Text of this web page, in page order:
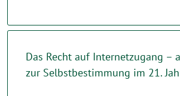
Das Recht auf Internetzugang –
zur Selbstbestimmung im 21.